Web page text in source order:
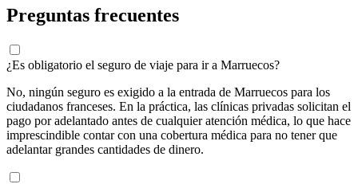
Preguntas frecuentes
¿Es obligatorio el seguro de viaje para ir a Marruecos?
No, ningún seguro es exigido a la entrada de Marruecos para los
ciudadanos franceses. En la práctica, las clínicas privadas solicitan el
pago por adelantado antes de cualquier atención médica, lo que hace
imprescindible contar con una cobertura médica para no tener que
adelantar grandes cantidades de dinero.